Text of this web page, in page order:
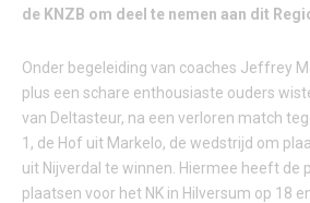
de KNZB om deel te nemen aan dit
Onder begeleiding van coaches Jeffrey
plus een schare enthousiaste ouders
van Deltasteur, na een verloren match
1, de Hof uit Markelo, de wedstrijd om
uit Nijverdal te winnen. Hiermee heeft de
plaatsen voor het NK in Hilversum op 18